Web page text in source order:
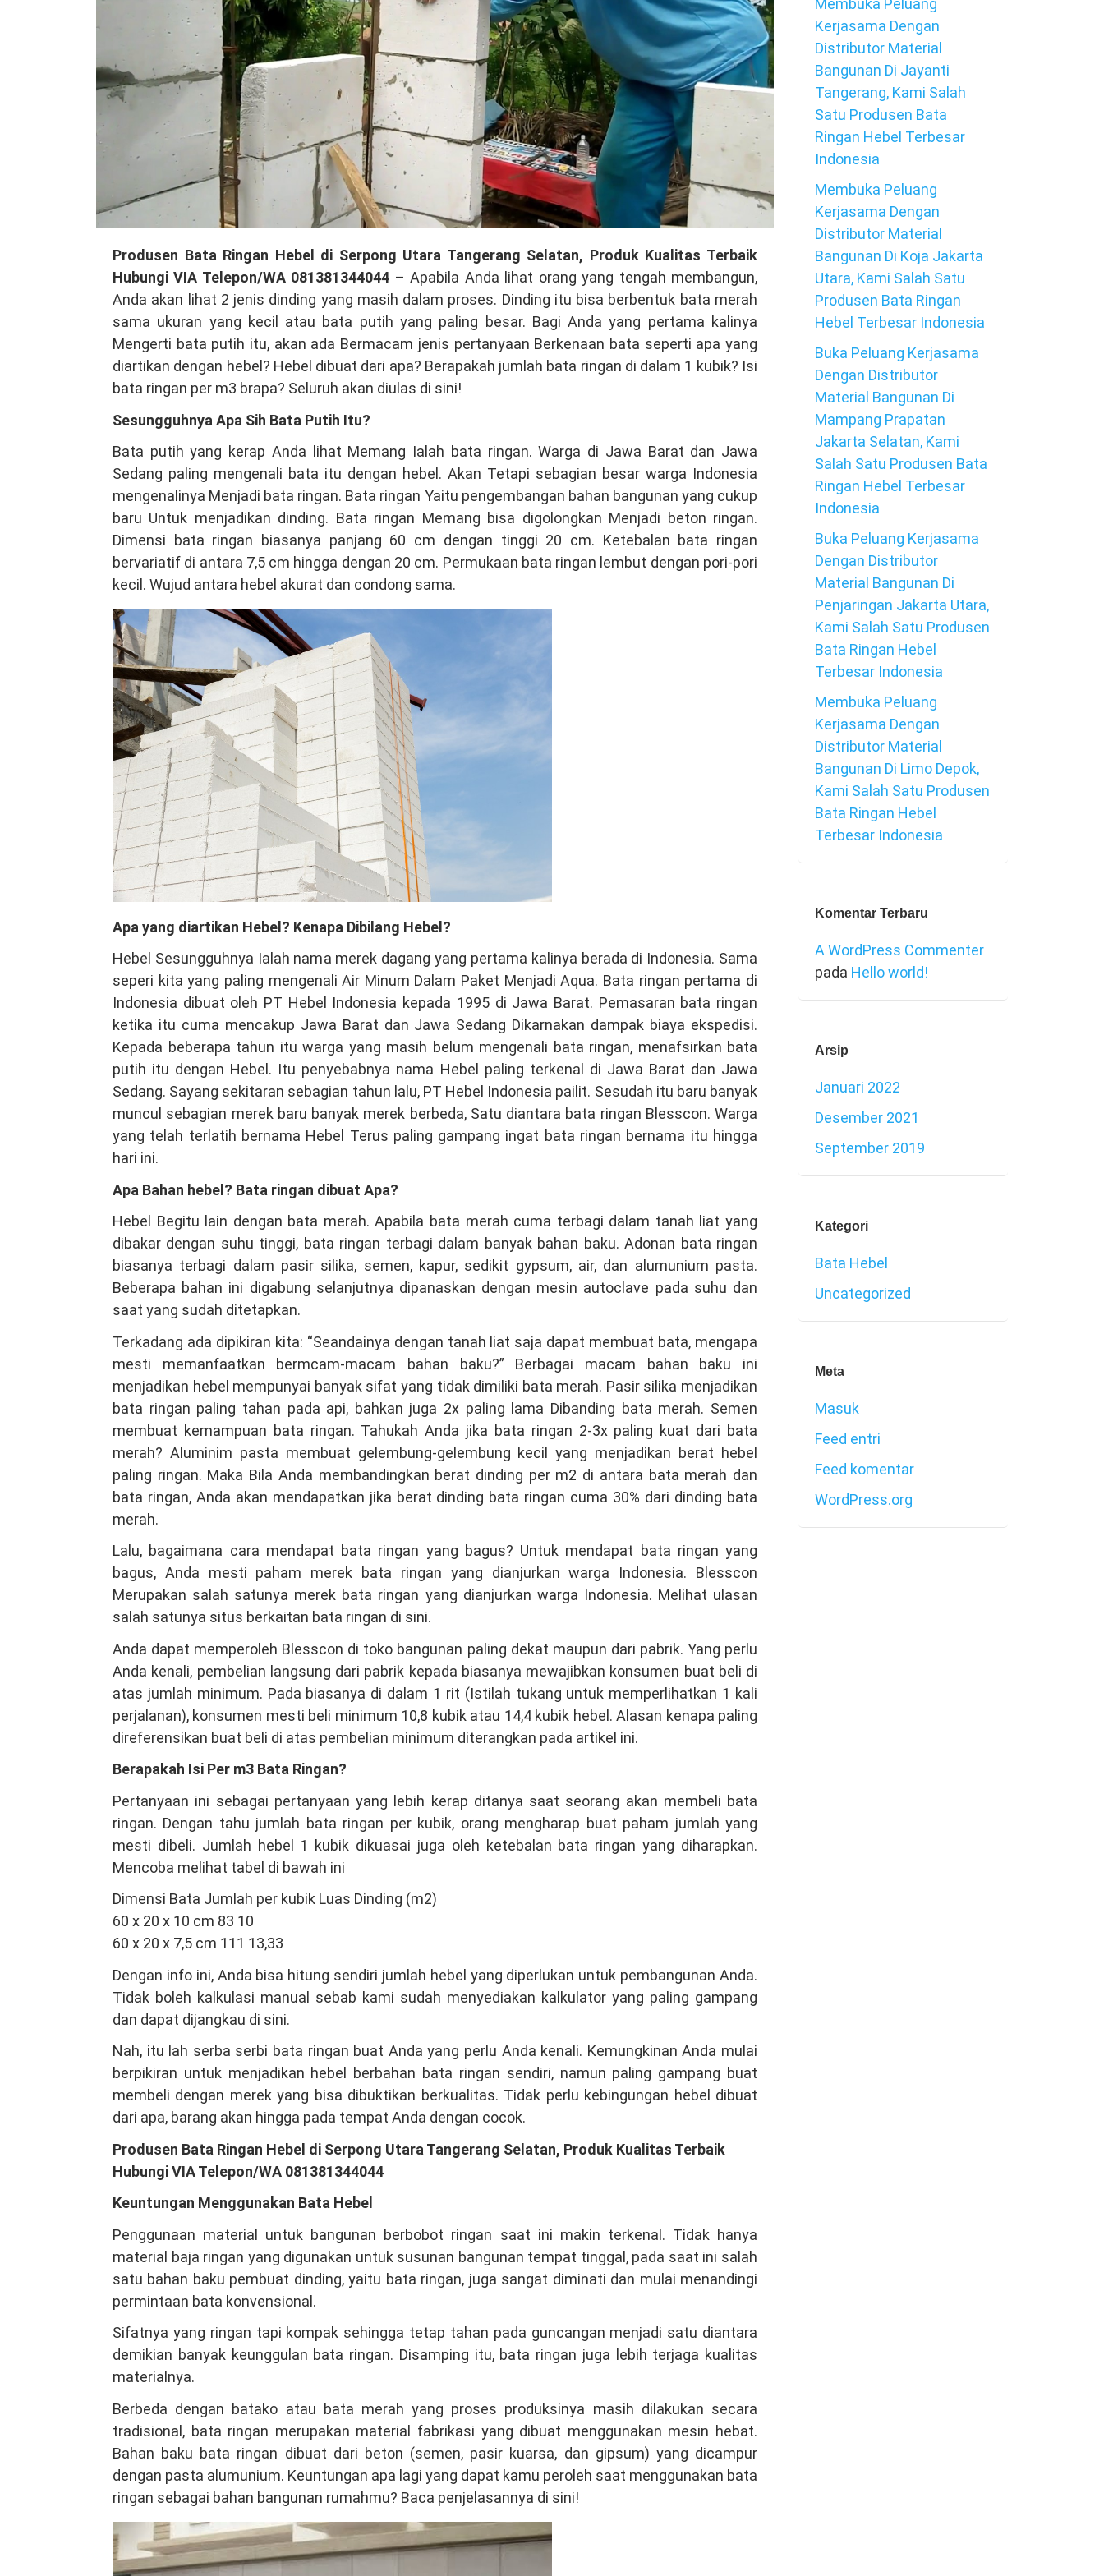
Produsen
Bata
Ringan
Hebel
di
Serpong
Utara
Selatan,
Produk
Kualitas
Terbaik
Hubungi
VIA
Telepon/WA
081381344044
Produsen Bata Ringan Hebel di Serpong Utara Tangerang Selatan, Produk Kualitas Terbaik
Hubungi VIA Telepon/WA 081381344044 – Apabila Anda lihat orang yang tengah membangun,
Anda akan lihat 2 jenis dinding yang masih dalam proses. Dinding itu bisa berbentuk bata merah
sama ukuran yang kecil atau bata putih yang paling besar. Bagi Anda yang pertama kalinya
Mengerti bata putih itu, akan ada Bermacam jenis pertanyaan Berkenaan bata seperti apa yang
diartikan dengan hebel? Hebel dibuat dari apa? Berapakah jumlah bata ringan di dalam 1 kubik? Isi
bata ringan per m3 brapa? Seluruh akan diulas di sini!
Sesungguhnya Apa Sih Bata Putih Itu?
Bata putih yang kerap Anda lihat Memang Ialah bata ringan. Warga di Jawa Barat dan Jawa
Sedang paling mengenali bata itu dengan hebel. Akan Tetapi sebagian besar warga Indonesia
mengenalinya Menjadi bata ringan. Bata ringan Yaitu pengembangan bahan bangunan yang cukup
baru Untuk menjadikan dinding. Bata ringan Memang bisa digolongkan Menjadi beton ringan.
Dimensi bata ringan biasanya panjang 60 cm dengan tinggi 20 cm. Ketebalan bata ringan
bervariatif di antara 7,5 cm hingga dengan 20 cm. Permukaan bata ringan lembut dengan pori-pori
kecil. Wujud antara hebel akurat dan condong sama.
Apa yang diartikan Hebel? Kenapa Dibilang Hebel?
Hebel Sesungguhnya Ialah nama merek dagang yang pertama kalinya berada di Indonesia. Sama
seperi kita yang paling mengenali Air Minum Dalam Paket Menjadi Aqua. Bata ringan pertama di
Indonesia dibuat oleh PT Hebel Indonesia kepada 1995 di Jawa Barat. Pemasaran bata ringan
ketika itu cuma mencakup Jawa Barat dan Jawa Sedang Dikarnakan dampak biaya ekspedisi.
Kepada beberapa tahun itu warga yang masih belum mengenali bata ringan, menafsirkan bata
putih itu dengan Hebel. Itu penyebabnya nama Hebel paling terkenal di Jawa Barat dan Jawa
Sedang. Sayang sekitaran sebagian tahun lalu, PT Hebel Indonesia pailit. Sesudah itu baru banyak
muncul sebagian merek baru banyak merek berbeda, Satu diantara bata ringan Blesscon. Warga
yang telah terlatih bernama Hebel Terus paling gampang ingat bata ringan bernama itu hingga
hari ini.
Apa Bahan hebel? Bata ringan dibuat Apa?
Hebel Begitu lain dengan bata merah. Apabila bata merah cuma terbagi dalam tanah liat yang
dibakar dengan suhu tinggi, bata ringan terbagi dalam banyak bahan baku. Adonan bata ringan
biasanya terbagi dalam pasir silika, semen, kapur, sedikit gypsum, air, dan alumunium pasta.
Beberapa bahan ini digabung selanjutnya dipanaskan dengan mesin autoclave pada suhu dan
saat yang sudah ditetapkan.
Terkadang ada dipikiran kita: “Seandainya dengan tanah liat saja dapat membuat bata, mengapa
mesti memanfaatkan bermcam-macam bahan baku?” Berbagai macam bahan baku ini
menjadikan hebel mempunyai banyak sifat yang tidak dimiliki bata merah. Pasir silika menjadikan
bata ringan paling tahan pada api, bahkan juga 2x paling lama Dibanding bata merah. Semen
membuat kemampuan bata ringan. Tahukah Anda jika bata ringan 2-3x paling kuat dari bata
merah? Aluminim pasta membuat gelembung-gelembung kecil yang menjadikan berat hebel
paling ringan. Maka Bila Anda membandingkan berat dinding per m2 di antara bata merah dan
bata ringan, Anda akan mendapatkan jika berat dinding bata ringan cuma 30% dari dinding bata
merah.
Lalu, bagaimana cara mendapat bata ringan yang bagus? Untuk mendapat bata ringan yang
bagus, Anda mesti paham merek bata ringan yang dianjurkan warga Indonesia. Blesscon
Merupakan salah satunya merek bata ringan yang dianjurkan warga Indonesia. Melihat ulasan
salah satunya situs berkaitan bata ringan di sini.
Anda dapat memperoleh Blesscon di toko bangunan paling dekat maupun dari pabrik. Yang perlu
Anda kenali, pembelian langsung dari pabrik kepada biasanya mewajibkan konsumen buat beli di
atas jumlah minimum. Pada biasanya di dalam 1 rit (Istilah tukang untuk memperlihatkan 1 kali
perjalanan), konsumen mesti beli minimum 10,8 kubik atau 14,4 kubik hebel. Alasan kenapa paling
direferensikan buat beli di atas pembelian minimum diterangkan pada artikel ini.
Berapakah Isi Per m3 Bata Ringan?
Pertanyaan ini sebagai pertanyaan yang lebih kerap ditanya saat seorang akan membeli bata
ringan. Dengan tahu jumlah bata ringan per kubik, orang mengharap buat paham jumlah yang
mesti dibeli. Jumlah hebel 1 kubik dikuasai juga oleh ketebalan bata ringan yang diharapkan.
Mencoba melihat tabel di bawah ini
Dimensi Bata Jumlah per kubik Luas Dinding (m2)
60 x 20 x 10 cm 83 10
60 x 20 x 7,5 cm 111 13,33
Dengan info ini, Anda bisa hitung sendiri jumlah hebel yang diperlukan untuk pembangunan Anda.
Tidak boleh kalkulasi manual sebab kami sudah menyediakan kalkulator yang paling gampang
dan dapat dijangkau di sini.
Nah, itu lah serba serbi bata ringan buat Anda yang perlu Anda kenali. Kemungkinan Anda mulai
berpikiran untuk menjadikan hebel berbahan bata ringan sendiri, namun paling gampang buat
membeli dengan merek yang bisa dibuktikan berkualitas. Tidak perlu kebingungan hebel dibuat
dari apa, barang akan hingga pada tempat Anda dengan cocok.
Produsen Bata Ringan Hebel di Serpong Utara Tangerang Selatan, Produk Kualitas Terbaik
Hubungi VIA Telepon/WA 081381344044
Keuntungan Menggunakan Bata Hebel
Penggunaan material untuk bangunan berbobot ringan saat ini makin terkenal. Tidak hanya
material baja ringan yang digunakan untuk susunan bangunan tempat tinggal, pada saat ini salah
satu bahan baku pembuat dinding, yaitu bata ringan, juga sangat diminati dan mulai menandingi
permintaan bata konvensional.
Sifatnya yang ringan tapi kompak sehingga tetap tahan pada guncangan menjadi satu diantara
demikian banyak keunggulan bata ringan. Disamping itu, bata ringan juga lebih terjaga kualitas
materialnya.
Berbeda dengan batako atau bata merah yang proses produksinya masih dilakukan secara
tradisional, bata ringan merupakan material fabrikasi yang dibuat menggunakan mesin hebat.
Bahan baku bata ringan dibuat dari beton (semen, pasir kuarsa, dan gipsum) yang dicampur
dengan pasta alumunium. Keuntungan apa lagi yang dapat kamu peroleh saat menggunakan bata
ringan sebagai bahan bangunan rumahmu? Baca penjelasannya di sini!
Membuka Peluang
Kerjasama Dengan
Distributor Material
Bangunan Di Jayanti
Tangerang, Kami Salah
Satu Produsen Bata
Ringan Hebel Terbesar
Indonesia
Membuka Peluang
Kerjasama Dengan
Distributor Material
Bangunan Di Koja Jakarta
Utara, Kami Salah Satu
Produsen Bata Ringan
Hebel Terbesar Indonesia
Buka Peluang Kerjasama
Dengan Distributor
Material Bangunan Di
Mampang Prapatan
Jakarta Selatan, Kami
Salah Satu Produsen Bata
Ringan Hebel Terbesar
Indonesia
Buka Peluang Kerjasama
Dengan Distributor
Material Bangunan Di
Penjaringan Jakarta Utara,
Kami Salah Satu Produsen
Bata Ringan Hebel
Terbesar Indonesia
Membuka Peluang
Kerjasama Dengan
Distributor Material
Bangunan Di Limo Depok,
Kami Salah Satu Produsen
Bata Ringan Hebel
Terbesar Indonesia
Komentar Terbaru
A WordPress Commenter
pada Hello world!
Arsip
Januari 2022
Desember 2021
September 2019
Kategori
Bata Hebel
Uncategorized
Meta
Masuk
Feed entri
Feed komentar
WordPress.org